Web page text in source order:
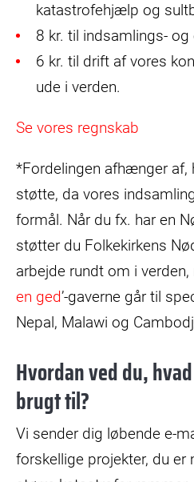
katastrofehjælp og
8 kr. til indsamlings-
6 kr. til drift af vores
ude i verden.
Se vores regnskab
*Fordelingen afhænger af,
støtte, da vores
formål. Når du fx. har en
støtter du Folkekirkens
arbejde rundt om i verden,
en ged’-gaverne går til
Nepal, Malawi og
Hvordan ved du,
brugt til?
Vi sender dig løbende e-
forskellige projekter, du